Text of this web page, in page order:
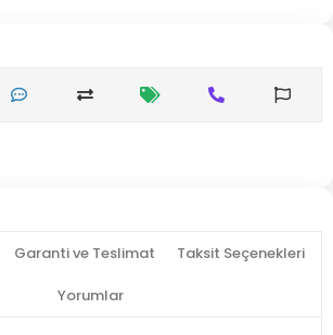
Garanti ve Teslimat Taksit Seçenekleri
Yorumlar